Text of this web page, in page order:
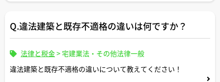
Q.違法建築と既存不適格の違いは何ですか？
法律と税金>宅建業法・その他法律一般
違法建築と既存不適格の違いについて教えてください！